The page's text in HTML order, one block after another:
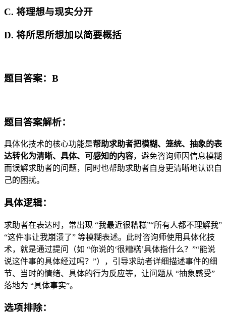
C. 将理想与现实分开
D. 将所思所想加以简要概括
题目答案：B
题目答案解析：
具体化技术的核心功能是帮助求助者把模糊、笼统、抽象的表
达转化为清晰、具体、可感知的内容，避免咨询师因信息模糊
而误解求助者的问题，同时也帮助求助者自身更清晰地认识自
己的困扰。
具体逻辑：
求助者在表达时，常出现 “我最近很糟糕”“所有人都不理解我”
“这件事让我崩溃了” 等模糊表述。此时咨询师使用具体化技
术，就是通过提问（如 “你说的‘很糟糕’具体指什么？”“能说
说这件事的具体经过吗？”），引导求助者详细描述事件的细
节、当时的情绪、具体的行为反应等，让问题从 “抽象感受”
落地为 “具体事实”。
选项排除：